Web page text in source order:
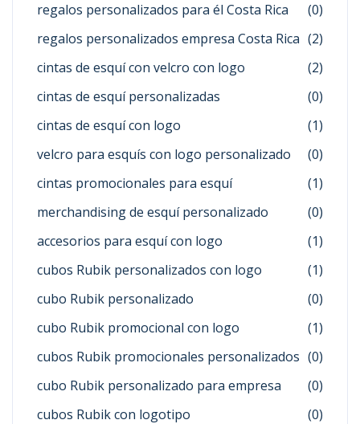
regalos personalizados para él Costa Rica
(0)
regalos personalizados empresa Costa Rica (2)
cintas de esquí con velcro con logo
(2)
cintas de esquí personalizadas
(0)
cintas de esquí con logo
(1)
velcro para esquís con logo personalizado
(0)
cintas promocionales para esquí
(1)
merchandising de esquí personalizado
(0)
accesorios para esquí con logo
(1)
cubos Rubik personalizados con logo
(1)
cubo Rubik personalizado
(0)
cubo Rubik promocional con logo
(1)
cubos Rubik promocionales personalizados (0)
cubo Rubik personalizado para empresa
(0)
cubos Rubik con logotipo
(0)